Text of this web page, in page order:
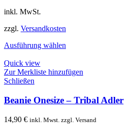
inkl. MwSt.
zzgl. Versandkosten
Ausführung wählen
Quick view
Zur Merkliste hinzufügen
Schließen
Beanie Onesize – Tribal Adler
14,90 € inkl. Mwst. zzgl. Versand